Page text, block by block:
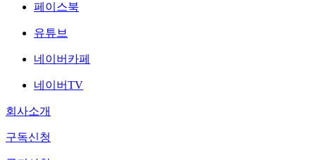
페이스북
유튜브
네이버카페
네이버TV
회사소개
구독신청